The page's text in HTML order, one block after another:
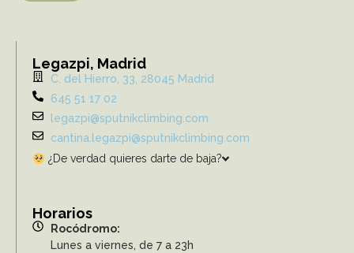
Legazpi, Madrid
C. del Hierro, 33, 28045 Madrid
645 51 17 02
legazpi@sputnikclimbing.com
cantina.legazpi@sputnikclimbing.com
¿De verdad quieres darte de baja?
Horarios
Rocódromo:
Lunes a viernes, de 7 a 23h